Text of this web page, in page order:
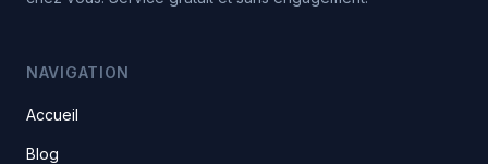
NAVIGATION
Accueil
Blog